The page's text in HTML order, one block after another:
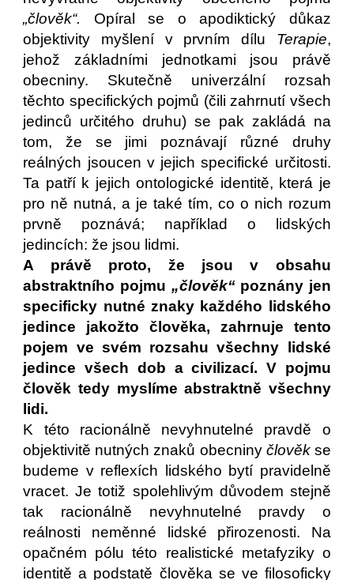
„člověk“. Opíral se o apodiktický důkaz
objektivity myšlení v prvním dílu Terapie,
jehož základními jednotkami jsou právě
obecniny. Skutečně univerzální rozsah
těchto specifických pojmů (čili zahrnutí všech
jedinců určitého druhu) se pak zakládá na
tom, že se jimi poznávají různé druhy
reálných jsoucen v jejich specifické určitosti.
Ta patří k jejich ontologické identitě, která je
pro ně nutná, a je také tím, co o nich rozum
prvně poznává; například o lidských
jedincích: že jsou lidmi.
A právě proto, že jsou v obsahu
abstraktního pojmu „člověk“ poznány jen
specificky nutné znaky každého lidského
jedince jakožto člověka, zahrnuje tento
pojem ve svém rozsahu všechny lidské
jedince všech dob a civilizací. V pojmu
člověk tedy myslíme abstraktně všechny
lidi.
K této racionálně nevyhnutelné pravdě o
objektivitě nutných znaků obecniny člověk se
budeme v reflexích lidského bytí pravidelně
vracet. Je totiž spolehlivým důvodem stejně
tak racionálně nevyhnutelné pravdy o
reálnosti neměnné lidské přirozenosti. Na
opačném pólu této realistické metafyziky o
identitě a podstatě člověka se ve filosoficky